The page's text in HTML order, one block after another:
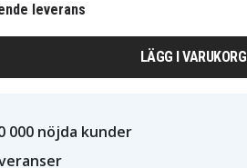
leverans
LÄGG I VARUKORG
000 nöjda kunder